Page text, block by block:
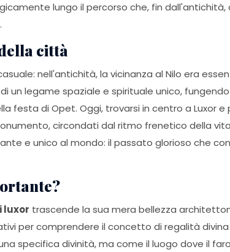
lungo il percorso che, fin
città
nell'antichità, la vicinanza al Nilo era
un legame spaziale e spirituale unico,
festa di Opet. Oggi, trovarsi in centro a Luxor
circondati dal ritmo frenetico della
e unico al mondo: il passato glorioso che
luxor trascende la sua mera bellezza
per comprendere il concetto di regalità
specifica divinità, ma come il luogo dove il